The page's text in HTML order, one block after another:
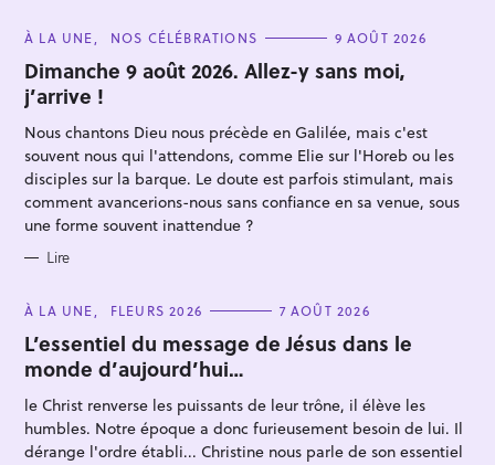
C
T
E
G
O
R
I
E
S
À LA UNE NOS CÉLÉBRATIONS 9 AOÛT 2026
Dimanche 9 août 2026. Allez-y sans moi,
j’arrive !
Nous chantons Dieu nous précède en Galilée, mais c'est
souvent nous qui l'attendons, comme Elie sur l'Horeb ou les
disciples sur la barque. Le doute est parfois stimulant, mais
comment avancerions-nous sans confiance en sa venue, sous
une forme souvent inattendue ?
Lire
C
T
E
G
O
R
I
E
S
À LA UNE FLEURS 2026 7 AOÛT 2026
L’essentiel du message de Jésus dans le
monde d’aujourd’hui…
le Christ renverse les puissants de leur trône, il élève les
humbles. Notre époque a donc furieusement besoin de lui. Il
dérange l'ordre établi... Christine nous parle de son essentiel
e
r
c
e
r